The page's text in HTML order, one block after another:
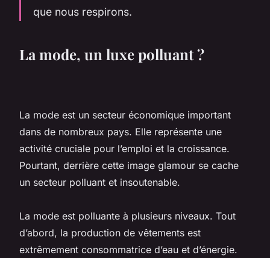
que nous respirons.
La mode, un luxe polluant ?
La mode est un secteur économique important
dans de nombreux pays. Elle représente une
activité cruciale pour l’emploi et la croissance.
Pourtant, derrière cette image glamour se cache
un secteur polluant et insoutenable.
La mode est polluante à plusieurs niveaux. Tout
d’abord, la production de vêtements est
extrêmement consommatrice d’eau et d’énergie.